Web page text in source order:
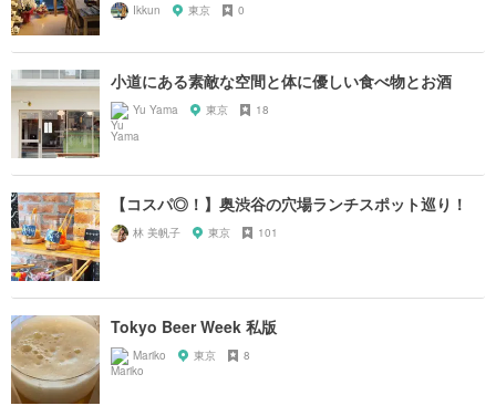
Ikkun 東京 0
小道にある素敵な空間と体に優しい食べ物とお酒
Yu Yama 東京 18
【コスパ◎！】奥渋谷の穴場ランチスポット巡り！
林 美帆子 東京 101
Tokyo Beer Week 私版
Mariko 東京 8